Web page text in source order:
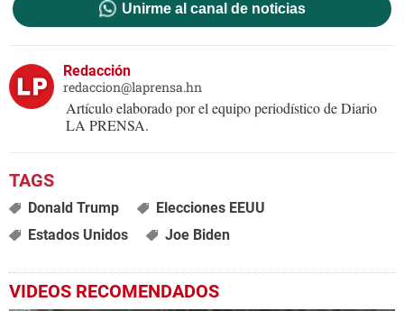
Unirme al canal de noticias
Redacción
redaccion@laprensa.hn
Artículo elaborado por el equipo periodístico de Diario
LA PRENSA.
Donald Trump
Elecciones EEUU
Estados Unidos
Joe Biden
VIDEOS RECOMENDADOS